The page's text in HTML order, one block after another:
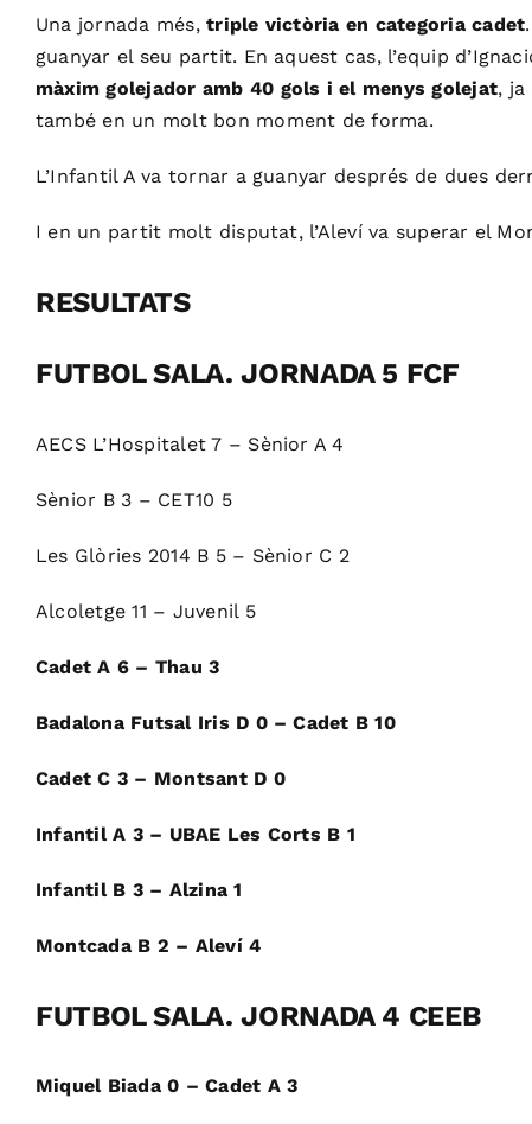
Una jornada més,triple victòria en categoria cadet
guanyar el seu partit. En aquest cas, l’equip d’
màxim golejador amb 40 gols i el menys golejat, ja
també en un molt bon moment de forma.
L’Infantil A va tornar a guanyar després de dues
I en un partit molt disputat, l’Aleví va superar el
RESULTATS
FUTBOL SALA. JORNADA 5 FCF
AECS L’Hospitalet 7 – Sènior A 4
Sènior B 3 – CET10 5
Les Glòries 2014 B 5 – Sènior C 2
Alcoletge 11 – Juvenil 5
Cadet A 6 – Thau 3
Badalona Futsal Iris D 0 – Cadet B 10
Cadet C 3 – Montsant D 0
Infantil A 3 – UBAE Les Corts B 1
Infantil B 3 – Alzina 1
Montcada B 2 – Aleví 4
FUTBOL SALA. JORNADA 4 CEEB
Miquel Biada 0 – Cadet A 3